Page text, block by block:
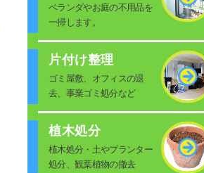
ベランダやお庭の不用品を
一掃します。
片付け整理
ゴミ屋敷、オフィスの退
去、事業ゴミ処分など
植木処分
植木処分・土やプランター
処分、観葉植物の撤去